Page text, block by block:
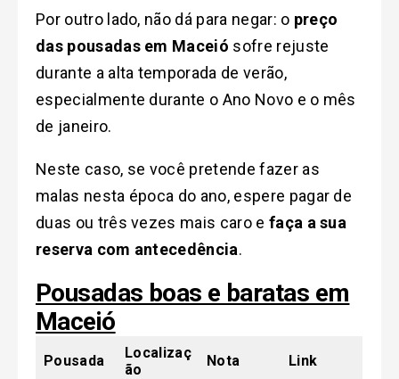
Por outro lado, não dá para negar: o preço
das pousadas em Maceió sofre rejuste
durante a alta temporada de verão,
especialmente durante o Ano Novo e o mês
de janeiro.
Neste caso, se você pretende fazer as
malas nesta época do ano, espere pagar de
duas ou três vezes mais caro e faça a sua
reserva com antecedência.
Pousadas boas e baratas em
Maceió
Pousada
Localizaç
ão
Nota Link